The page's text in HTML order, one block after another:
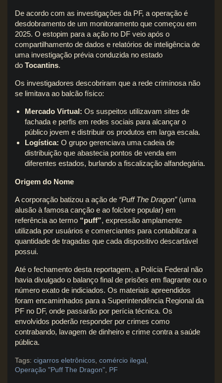
De acordo com as investigações da PF, a operação é
desdobramento de um monitoramento que começou em
2025. O estopim para a ação no DF veio após o
compartilhamento de dados e relatórios de inteligência de
uma investigação prévia conduzida no estado
do Tocantins.
Os investigadores descobriram que a rede criminosa não
se limitava ao balcão físico:
Mercado Virtual: Os suspeitos utilizavam sites de
fachada e perfis em redes sociais para alcançar o
público jovem e distribuir os produtos em larga escala.
Logística: O grupo gerenciava uma cadeia de
distribuição que abastecia pontos de venda em
diferentes estados, burlando a fiscalização alfandegária.
Origem do Nome
A corporação batizou a ação de “Puff The Dragon”(uma
alusão à famosa canção e ao folclore popular) em
referência ao termo “puff”, expressão amplamente
utilizada por usuários e comerciantes para contabilizar a
quantidade de tragadas que cada dispositivo descartável
possui.
Até o fechamento desta reportagem, a Polícia Federal não
havia divulgado o balanço final de prisões em flagrante ou o
número exato de indiciados. Os materiais apreendidos
foram encaminhados para a Superintendência Regional da
PF no DF, onde passarão por perícia técnica. Os
envolvidos poderão responder por crimes como
contrabando, lavagem de dinheiro e crime contra a saúde
pública.
Tags: cigarros eletrônicos comércio ilegal
Operação "Puff The Dragon" PF